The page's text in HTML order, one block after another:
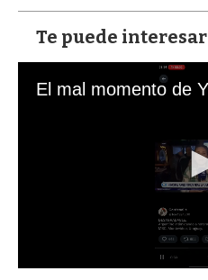
Te puede interesar